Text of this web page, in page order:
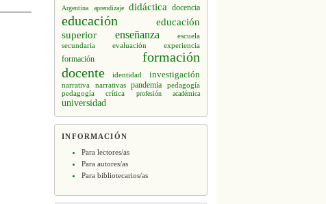
Argentina aprendizaje didáctica docencia
educación
educación
superior
enseñanza
escuela
secundaria
evaluación
experiencia
formación
formación
docente
identidad investigación
narrativa narrativas pandemia
pedagogía
pedagogía crítica
profesión académica
universidad
INFORMACIÓN
Para lectores/as
Para autores/as
Para bibliotecarios/as